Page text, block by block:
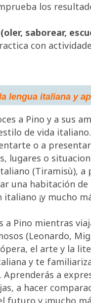
los
saborear,
con
lengua italiana y
a Pino y a sus
de vida italiano.
o a
lugares o
(Tiramisù), a
una habitación
¡y mucho
a Pino mientras
(Leonardo,
el arte y la
y te
a
a hacer
futuro y ¡mucho